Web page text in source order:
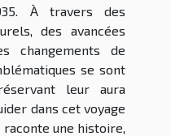
À travers des
des avancées
changements de
se sont
leur aura
dans cet voyage
une histoire,